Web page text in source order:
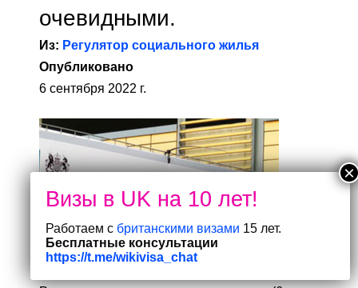
очевидными.
Из: Регулятор социального жилья
Опубликовано
6 сентября 2022 г.
Работаем с британскими визами 15 лет.
Бесплатные консультации
https://t.me/wikivisa_chat